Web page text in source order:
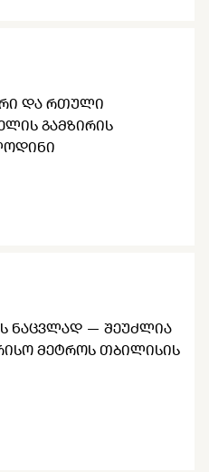
ᲓᲐ ᲠᲗᲣᲚᲘ
ᲒᲐᲛᲖᲘᲠᲘᲡ
ᲜᲐᲪᲕᲚᲐᲓ — ᲨᲔᲣᲫᲚᲘᲐ
ᲛᲔᲢᲠᲝᲡ ᲗᲑᲘᲚᲘᲡᲘᲡ